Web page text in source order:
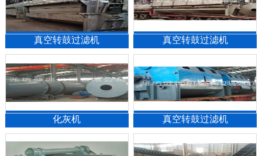
真空转鼓过滤机 真空转鼓过滤机
化灰机 真空转鼓过滤机